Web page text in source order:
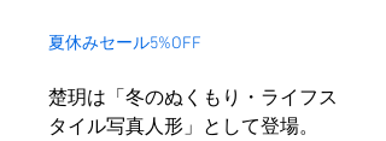
夏休みセール5%OFF
楚玥は「冬のぬくもり・ライフス
タイル写真人形」として登場。